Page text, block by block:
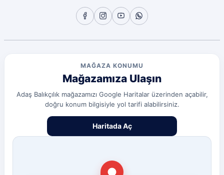
MAĞAZA KONUMU
Mağazamıza Ulaşın
Adaş Balıkçılık mağazamızı Google Haritalar üzerinden açabilir,
doğru konum bilgisiyle yol tarifi alabilirsiniz.
Haritada Aç